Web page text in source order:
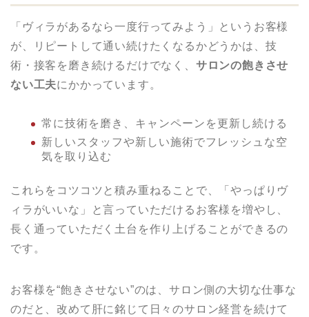
「ヴィラがあるなら一度行ってみよう」というお客様
が、リピートして通い続けたくなるかどうかは、技
術・接客を磨き続けるだけでなく、 サロンの飽きさせ
ない工夫にかかっています。
常に技術を磨き、キャンペーンを更新し続ける
新しいスタッフや新しい施術でフレッシュな空
気を取り込む
これらをコツコツと積み重ねることで、「やっぱりヴ
ィラがいいな」と言っていただけるお客様を増やし、
長く通っていただく土台を作り上げることができるの
です。
お客様を“飽きさせない”のは、サロン側の大切な仕事な
のだと、改めて肝に銘じて日々のサロン経営を続けて